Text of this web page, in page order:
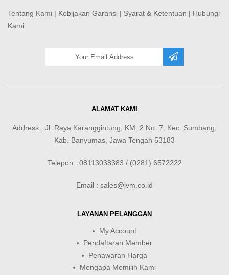
Tentang Kami | Kebijakan Garansi | Syarat & Ketentuan | Hubungi
Kami
ALAMAT KAMI
Address : Jl. Raya Karanggintung, KM. 2 No. 7, Kec. Sumbang,
Kab. Banyumas, Jawa Tengah 53183
Telepon : 08113038383 / (0281) 6572222
Email : sales@jvm.co.id
LAYANAN PELANGGAN
My Account
Pendaftaran Member
Penawaran Harga
Mengapa Memilih Kami